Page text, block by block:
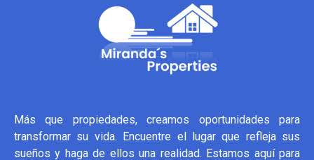
Más que propiedades, creamos oportunidades para
transformar su vida. Encuentre el lugar que refleja sus
sueños y haga de ellos una realidad. Estamos aquí para